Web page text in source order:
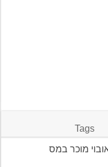
Tags
מוכר במס